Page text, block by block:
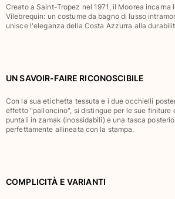
Bambino
Vedi tutti i Bambino
Pantalocini mare
Classico
Classico stretch
Classico ultraleggero
Vedi tutti i Costumi da bagno
Creato a Saint-Tropez nel 1971, il Moorea incarna
Vilebrequin: un costume da bagno di lusso
unisce l'eleganza della Costa Azzurra alla
UN SAVOIR-FAIRE RICONOSCIBILE
Con la sua etichetta tessuta e i due occhielli
effetto "palloncino", si distingue per le sue finiture
puntali in zamak (inossidabili) e una tasca
perfettamente allineata con la stampa.
COMPLICITÀ E VARIANTI